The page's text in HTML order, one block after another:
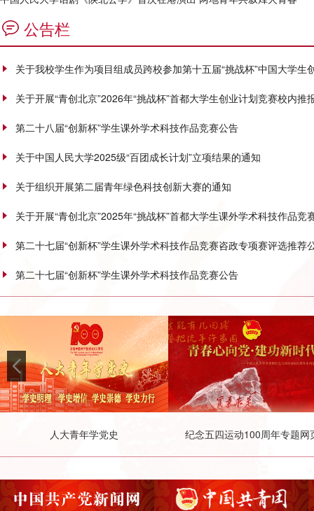
公告栏
关于我校学生作为项目组成员跨校参加第十五届“挑战杯”中国大学生
关于开展“青创北京”2026年“挑战杯”首都大学生创业计划竞赛校内推
第二十八届“创新杯”学生课外学术科技作品竞赛公告
关于中国人民大学2025级“百团成长计划”立项结果的通知
关于组织开展第二届青年绿色科技创新大赛的通知
关于开展“青创北京”2025年“挑战杯”首都大学生课外学术科技作品竞
第二十七届“创新杯”学生课外学术科技作品竞赛咨政专项赛评选推荐
第二十七届“创新杯”学生课外学术科技作品竞赛公告
人大青年学党史 纪念五四运动100周年专题网